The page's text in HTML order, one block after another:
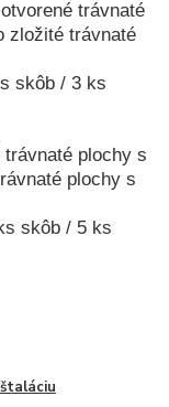
trávnaté
zložitétrávnaté
skôb / 3 ks
plochy s
plochy s
skôb / 5 ks